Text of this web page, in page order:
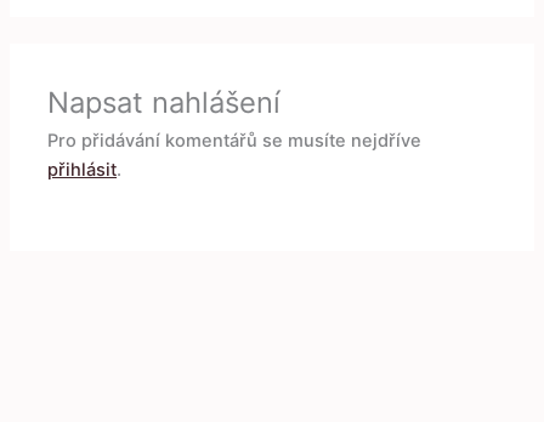
Napsat nahlášení
Pro přidávání komentářů se musíte nejdříve
přihlásit.